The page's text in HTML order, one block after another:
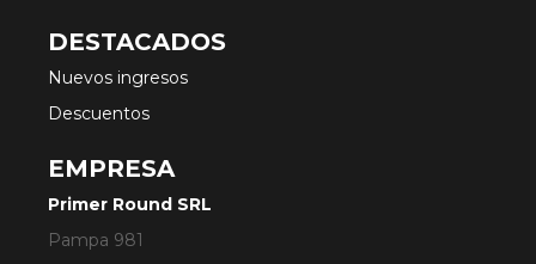
DESTACADOS
Nuevos ingresos
Descuentos
EMPRESA
Primer Round SRL
Pampa 981